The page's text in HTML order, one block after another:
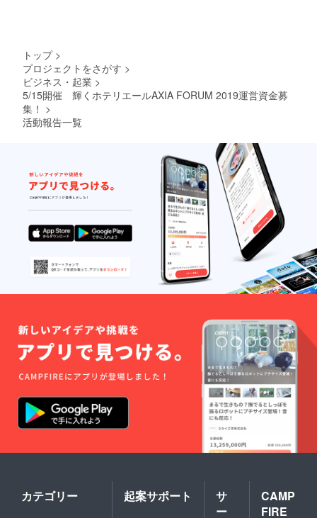
5/15
掲載・
ご紹介
いたし
ます。
※支援
時、必
ず備考
欄にご
希望の
お名前
をご記
入くだ
さい。
記入の
CAMPF
IREの
ユー
ザー名
を掲載
いたし
ます。
ご了承
くださ
い。
を掲載
くださ
い。
くださ
い。
トップ >
プロジェクトをさがす >
ビジネス・起業 >
5/15開催 輝くホテリエールAXIA FORUM 2019運営資金募
集！ >
活動報告一覧
カテゴリー 起案サポート
サ
ー
CAMP
FIRE